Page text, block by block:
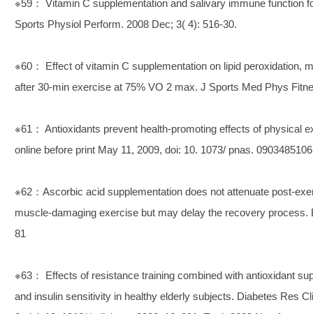
※59： Vitamin C supplementation and salivary immune function
Sports Physiol Perform. 2008 Dec; 3( 4): 516-30.
※60： Effect of vitamin C supplementation on lipid peroxidation,
after 30-min exercise at 75% VO 2 max. J Sports Med Phys
※61： Antioxidants prevent health-promoting effects of physical
online before print May 11, 2009, doi: 10. 1073/ pnas. 0903485106
※62：Ascorbic acid supplementation does not attenuate post-
muscle-damaging exercise but may delay the recovery process.
81
※63： Effects of resistance training combined with antioxidant
and insulin sensitivity in healthy elderly subjects. Diabetes Res